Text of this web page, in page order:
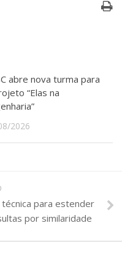
abre nova turma para
“Elas na
2026
para estender
por similaridade